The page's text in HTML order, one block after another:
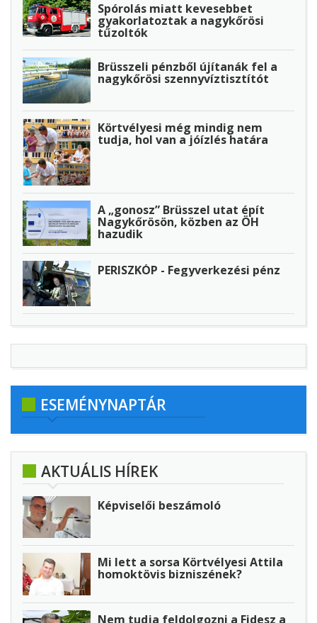
Spórolás miatt kevesebbet
gyakorlatoztak a nagykőrösi
tűzoltók
Brüsszeli pénzből újítanák fel a
nagykőrösi szennyvíztisztítót
Körtvélyesi még mindig nem
tudja, hol van a jóízlés határa
A „gonosz” Brüsszel utat épít
Nagykőrösön, közben az ÖH
hazudik
PERISZKÓP - Fegyverkezési pénz
ESEMÉNYNAPTÁR
AKTUÁLIS HÍREK
Képviselői beszámoló
Mi lett a sorsa Körtvélyesi Attila
homoktövis bizniszének?
Nem tudja feldolgozni a Fidesz a